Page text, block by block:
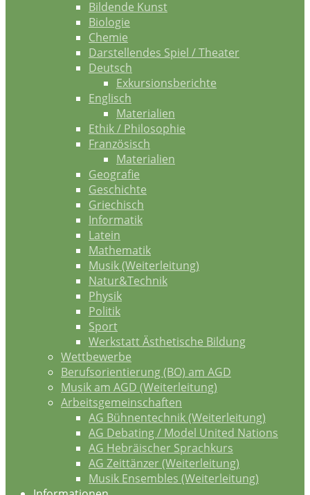
Bildende Kunst
Biologie
Chemie
Darstellendes Spiel / Theater
Deutsch
Exkursionsberichte
Englisch
Materialien
Ethik / Philosophie
Französisch
Materialien
Geografie
Geschichte
Griechisch
Informatik
Latein
Mathematik
Musik (Weiterleitung)
Natur&Technik
Physik
Politik
Sport
Werkstatt Ästhetische Bildung
Wettbewerbe
Berufsorientierung (BO) am AGD
Musik am AGD (Weiterleitung)
Arbeitsgemeinschaften
AG Bühnentechnik (Weiterleitung)
AG Debating / Model United Nations
AG Hebräischer Sprachkurs
AG Zeittänzer (Weiterleitung)
Musik Ensembles (Weiterleitung)